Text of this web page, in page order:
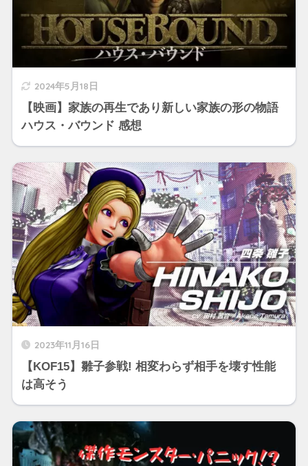
2024年5月18日
【映画】家族の再生であり新しい家族の形の物語
ハウス・バウンド 感想
2023年11月16日
【KOF15】雛子参戦! 相変わらず相手を壊す性能
は高そう